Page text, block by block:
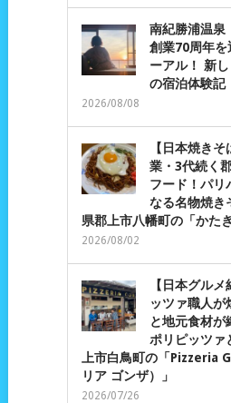
南紀勝浦温泉
創業70周年を
ーアル！ 新
の宿泊体験記
2026/08/08
【日本焼き
業・3代続く
フード！パリ
なる名物焼き
県郡上市八幡町の「かた
2026/08/02
【日本グル
ッツァ職人が
と地元食材が
ポリピッツァ
上市白鳥町の「Pizzeria
リア ゴンザ）」
2026/07/26